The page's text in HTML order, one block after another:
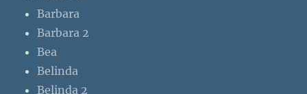
Barbara
Barbara 2
Bea
Belinda
Belinda 2